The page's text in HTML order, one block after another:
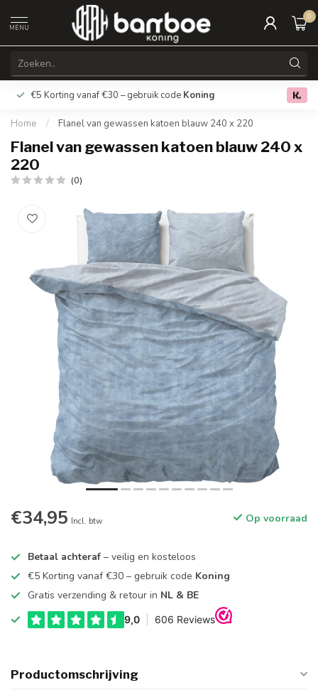
MENU
0
€5 Korting vanaf €30 – gebruik code Koning Gratis
Home / Flanel van gewassen katoen blauw 240 x 220
Flanel van gewassen katoen blauw 240 x
220
(0)
€34,95 Incl. btw Op voorraad
Betaal achteraf – veilig en kosteloos
€5 Korting vanaf €30 – gebruik code Koning
Gratis verzending & retour in NL & BE
Productomschrijving